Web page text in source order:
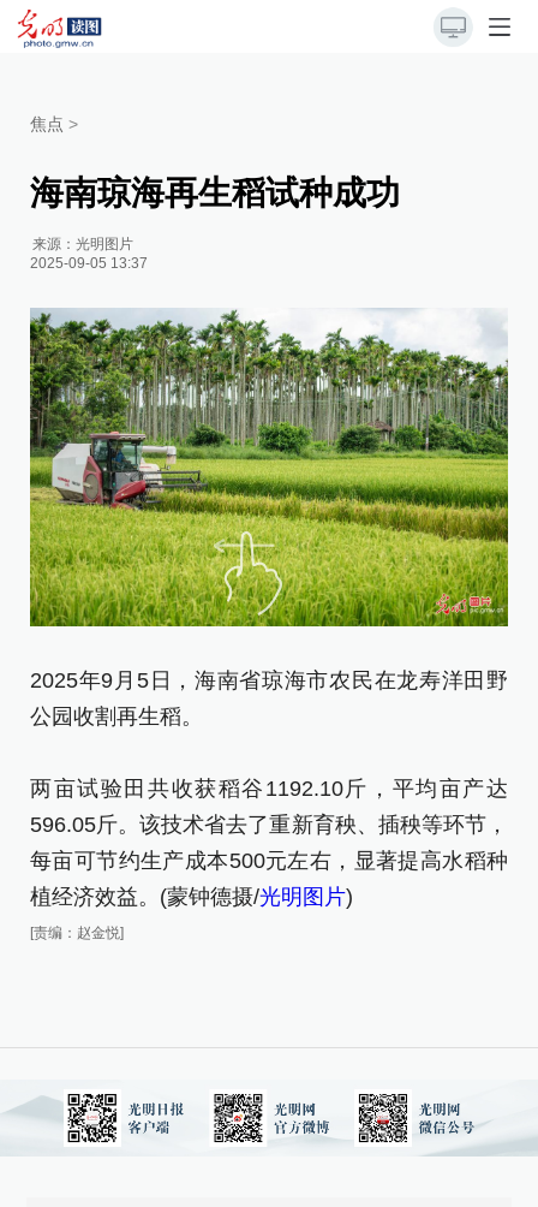
焦点 >
海南琼海再生稻试种成功
来源：光明图片
2025-09-05 13:37
2025年9月5日，海南省琼海市农民在龙寿洋田野
公园收割再生稻。
两亩试验田共收获稻谷1192.10斤，平均亩产达
596.05斤。该技术省去了重新育秧、插秧等环节，
每亩可节约生产成本500元左右，显著提高水稻种
植经济效益。(蒙钟德摄/光明图片)
[责编：赵金悦]